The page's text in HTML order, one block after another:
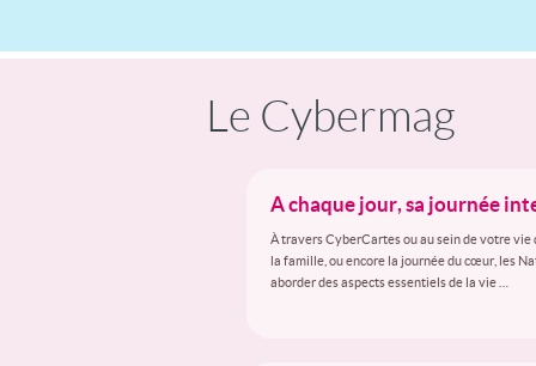
Le Cybermag
A chaque jour, sa journée
À travers CyberCartes ou au sein de votre
la famille, ou encore la journée du cœur, les
aborder des aspects essentiels de la vie …